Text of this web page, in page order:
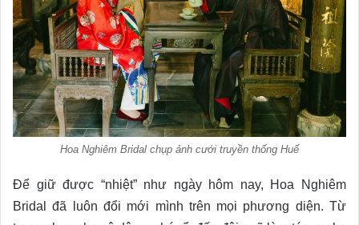
Hoa Nghiêm Bridal chụp ảnh cưới truyền thống Huế
Để giữ được “nhiệt” như ngày hôm nay, Hoa Nghiêm
Bridal đã luôn đổi mới mình trên mọi phương diện. Từ